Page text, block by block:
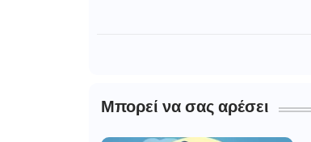
Μπορεί να σας αρέσει